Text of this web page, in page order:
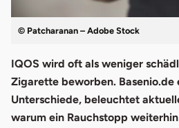
© Patcharanan – Adobe Stock
IQOS wird oft als weniger
Zigarette beworben. Basenio.de
Unterschiede, beleuchtet
warum ein Rauchstopp